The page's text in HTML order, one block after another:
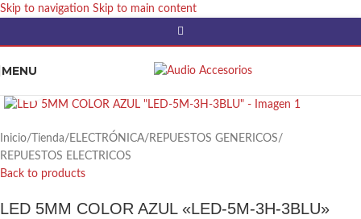
Skip to navigation Skip to main content
MENU
Inicio/ Tienda/ ELECTRÓNICA/ REPUESTOS GENERICOS/
REPUESTOS ELECTRICOS
Back to products
LED 5MM COLOR AZUL «LED-5M-3H-3BLU»